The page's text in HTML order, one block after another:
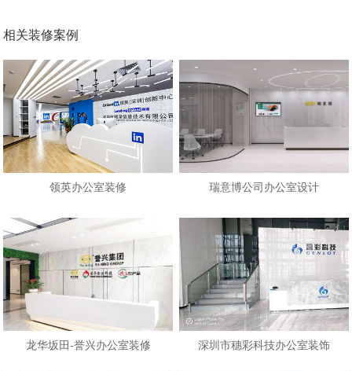
相关装修案例
领英办公室装修 瑞意博公司办公室设计
龙华坂田-誉兴办公室装修 深圳市穗彩科技办公室装饰